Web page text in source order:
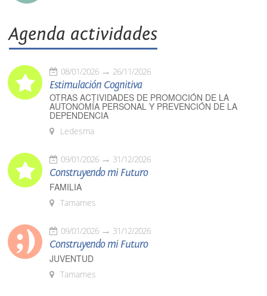
Agenda actividades
08/01/2026 26/11/2026
Estimulación Cognitiva
OTRAS ACTIVIDADES DE PROMOCIÓN DE LA
AUTONOMÍA PERSONAL Y PREVENCIÓN DE LA
DEPENDENCIA
Ledesma
09/01/2026 31/12/2026
Construyendo mi Futuro
FAMILIA
Tamames
09/01/2026 31/12/2026
Construyendo mi Futuro
JUVENTUD
Tamames